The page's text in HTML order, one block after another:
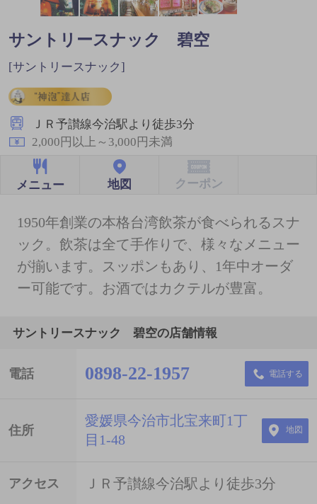
サントリースナック 碧空
[サントリースナック]
ＪＲ予讃線今治駅より徒歩3分
2,000円以上～3,000円未満
メニュー 地図 クーポン
1950年創業の本格台湾飲茶が食べられるスナ
ック。飲茶は全て手作りで、様々なメニュー
が揃います。スッポンもあり、1年中オーダ
ー可能です。お酒ではカクテルが豊富。
サントリースナック 碧空の店舗情報
電話 0898-22-1957 電話する
住所
愛媛県今治市北宝来町1丁
目1-48
地図
アクセス ＪＲ予讃線今治駅より徒歩3分